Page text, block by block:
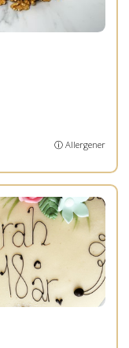
ⓘ Allergener